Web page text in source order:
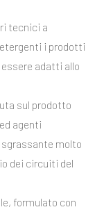
tecnici a
i prodotti
adatti allo
sul prodotto
agenti
molto
dei circuiti del
formulato con